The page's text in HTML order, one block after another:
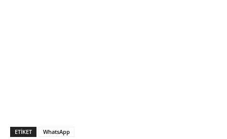
ETIKET WhatsApp